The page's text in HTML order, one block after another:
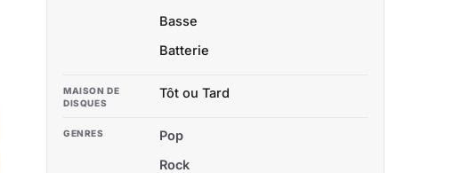
Basse
Batterie
MAISON DE
DISQUES
Tôt ou Tard
GENRES
Pop
Rock